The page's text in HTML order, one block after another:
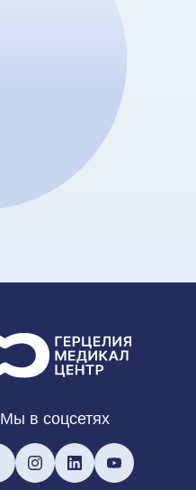
Мы в соцсетях